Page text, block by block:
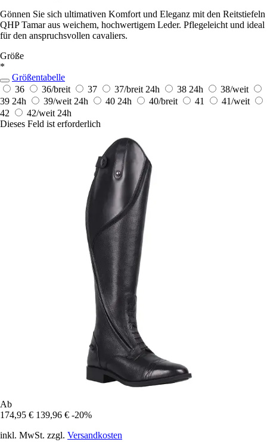
Gönnen Sie sich ultimativen Komfort und Eleganz mit den Reitstiefeln
QHP Tamar aus weichem, hochwertigem Leder. Pflegeleicht und ideal
für den anspruchsvollen cavaliers.
Größe
*
Größentabelle
36
36/breit 37 37/breit 24h 38 24h
38/weit
39 24h 39/weit 24h 40 24h 40/breit 41
41/weit
42
42/weit 24h
Dieses Feld ist erforderlich
Ab
174,95 € 139,96 € -20%
inkl. MwSt. zzgl. Versandkosten